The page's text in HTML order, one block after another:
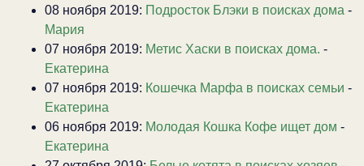
08 ноября 2019: Подросток Блэки в поисках дома -
Мария
07 ноября 2019: Метис Хаски в поисках дома. -
Екатерина
07 ноября 2019: Кошечка Марфа в поисках семьи -
Екатерина
06 ноября 2019: Молодая Кошка Кофе ищет дом -
Екатерина